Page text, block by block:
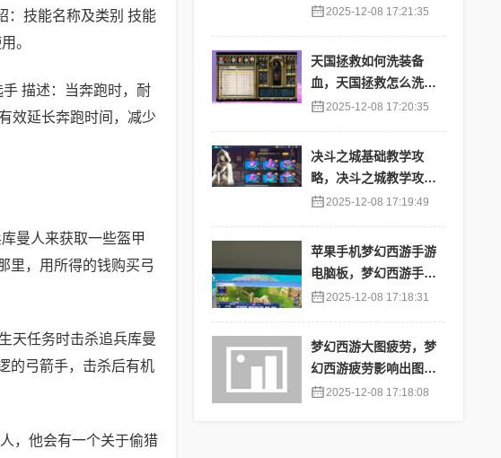
：技能名称及类别 技能
。
描述：当奔跑时，耐
效延长奔跑时间，减少
曼人来获取一些盔甲
里，用所得的钱购买弓
天任务时击杀追兵库曼
的弓箭手，击杀后有机
，他会有一个关于偷猎
夜影劫阵容
2025-12-08 17:21:35
天国拯救如何洗装备
血，天国拯救怎么洗衣
服 2025-12-08 17:20:35
决斗之城基础教学攻
略，决斗之城教学攻略2
1112025-12-08 17:19:49
苹果手机梦幻西游手游
电脑板，梦幻西游手游
苹果端怎么在电脑上登
2025-12-08 17:18:31
梦幻西游大图疲劳，梦
幻西游疲劳影响出图率
吗 2025-12-08 17:18:08